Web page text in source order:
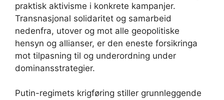
praktisk aktivisme i konkrete kampanjer.
Transnasjonal solidaritet og samarbeid
nedenfra, utover og mot alle geopolitiske
hensyn og allianser, er den eneste forsikringa
mot tilpasning til og underordning under
dominansstrategier.
Putin-regimets krigføring stiller grunnleggende